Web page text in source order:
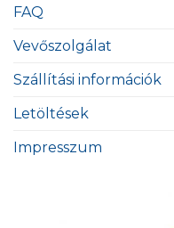
FAQ
Vevőszolgálat
Szállítási információk
Letöltések
Impresszum